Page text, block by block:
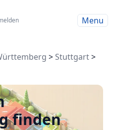
Menu
> Stuttgart>
finden